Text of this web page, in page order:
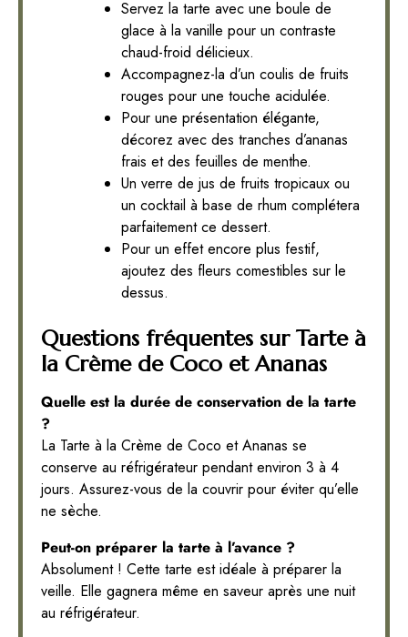
Servez la tarte avec une boule de
glace à la vanille pour un contraste
chaud-froid délicieux.
Accompagnez-la d’un coulis de fruits
rouges pour une touche acidulée.
Pour une présentation élégante,
décorez avec des tranches d’ananas
frais et des feuilles de menthe.
Un verre de jus de fruits tropicaux ou
un cocktail à base de rhum complétera
parfaitement ce dessert.
Pour un effet encore plus festif,
ajoutez des fleurs comestibles sur le
dessus.
Questions fréquentes sur Tarte à
la Crème de Coco et Ananas
Quelle est la durée de conservation de la tarte
?
La Tarte à la Crème de Coco et Ananas se
conserve au réfrigérateur pendant environ 3 à 4
jours. Assurez-vous de la couvrir pour éviter qu’elle
ne sèche.
Peut-on préparer la tarte à l’avance ?
Absolument ! Cette tarte est idéale à préparer la
veille. Elle gagnera même en saveur après une nuit
au réfrigérateur.